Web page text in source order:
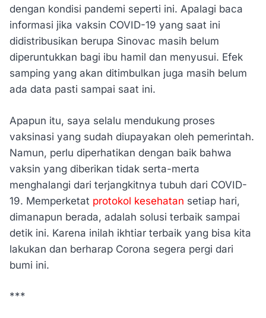
dengan kondisi pandemi seperti ini. Apalagi baca
informasi jika vaksin COVID-19 yang saat ini
didistribusikan berupa Sinovac masih belum
diperuntukkan bagi ibu hamil dan menyusui. Efek
samping yang akan ditimbulkan juga masih belum
ada data pasti sampai saat ini.
Apapun itu, saya selalu mendukung proses
vaksinasi yang sudah diupayakan oleh pemerintah.
Namun, perlu diperhatikan dengan baik bahwa
vaksin yang diberikan tidak serta-merta
menghalangi dari terjangkitnya tubuh dari COVID-
19. Memperketat protokol kesehatan setiap hari,
dimanapun berada, adalah solusi terbaik sampai
detik ini. Karena inilah ikhtiar terbaik yang bisa kita
lakukan dan berharap Corona segera pergi dari
bumi ini.
***